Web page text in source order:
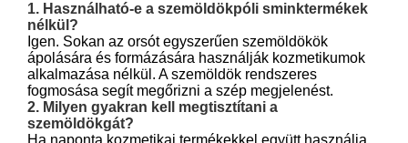
1. Használható-e a szemöldökpóli sminktermékek
nélkül?
Igen. Sokan az orsót egyszerűen szemöldökök
ápolására és formázására használják kozmetikumok
alkalmazása nélkül. A szemöldök rendszeres
fogmosása segít megőrizni a szép megjelenést.
2. Milyen gyakran kell megtisztítani a
szemöldökgát?
Ha naponta kozmetikai termékekkel együtt használja,